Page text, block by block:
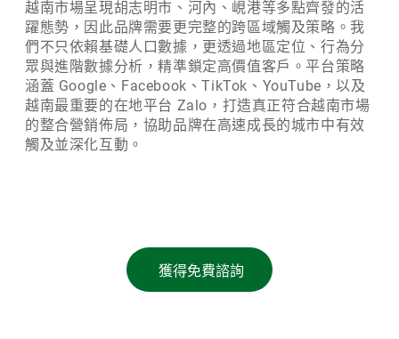
越南市場呈現胡志明市、河內、峴港等多點齊發的活
躍態勢，因此品牌需要更完整的跨區域觸及策略。我
們不只依賴基礎人口數據，更透過地區定位、行為分
眾與進階數據分析，精準鎖定高價值客戶。平台策略
涵蓋 Google、Facebook、TikTok、YouTube，以及
越南最重要的在地平台 Zalo，打造真正符合越南市場
的整合營銷佈局，協助品牌在高速成長的城市中有效
觸及並深化互動。
獲得免費諮詢